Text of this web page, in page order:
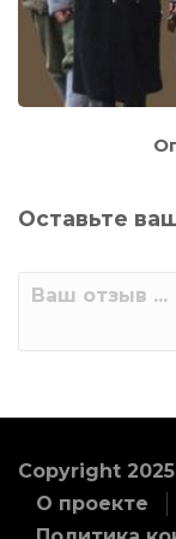
Оставьте
Copyright
О проекте